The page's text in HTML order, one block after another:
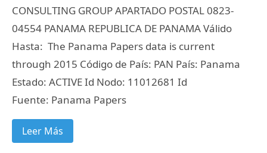
CONSULTING GROUP APARTADO POSTAL 0823-
04554 PANAMA REPUBLICA DE PANAMA Válido
Hasta: The Panama Papers data is current
through 2015 Código de País: PAN País: Panama
Estado: ACTIVE Id Nodo: 11012681 Id
Fuente: Panama Papers
Leer Más